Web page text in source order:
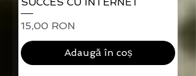
Preț
15,00 RON
Adaugă în coș